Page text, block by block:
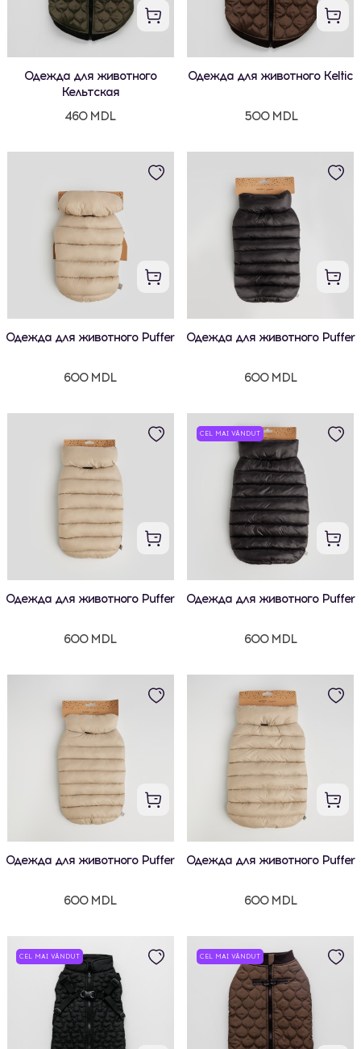
Одежда для животного
Кельтская
460 MDL
Одежда для животного Кeltic
500 MDL
Одежда для животного Puffer
600 MDL
Одежда для животного Puffer
600 MDL
Одежда для животного Puffer
600 MDL
CEL MAI VÂNDUT
Одежда для животного Puffer
600 MDL
Одежда для животного Puffer
600 MDL
Одежда для животного Puffer
600 MDL
CEL MAI VÂNDUT CEL MAI VÂNDUT